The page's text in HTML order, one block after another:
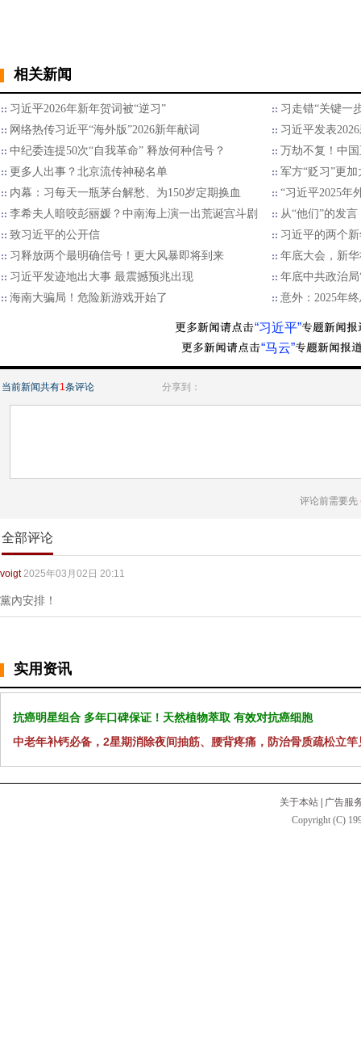
相关新闻
习近平2026年新年贺词被“逆习”
习走错“关键一
网络热传习近平“海外版”2026新年献词
习近平发表
中纪委连提50次“自我革命” 释放何种信号？
万劫不复！中
更多人出事？北京流传神秘名单
军方“贬习”更加
内幕：习每天一瓶茅台解愁、为150岁定期换血
“习近平2025年
李希夫人暗咬彭丽媛？中南海上演一出荒诞宫斗剧
从“他们”的发
致习近平的公开信
习近平的两个
习释放两个最明确信号！更大风暴即将到来
年底大会，新
习近平发迹地出大事 最震撼预兆出现
年底中共政治
海南大骗局！危险新游戏开始了
意外：2025年
“习近平”
“马云”
当前新闻共有1条评论 分享到：
评论前需要先
全部评论
voigt 2025年03月02日 20:11
黨內安排！
实用资讯
抗癌明星组合 多年口碑保证！天然植物萃取 有效对抗癌细胞
中老年补钙必备，2星期消除夜间抽筋、腰背疼痛，防治骨质疏松立竿
关于本站
广告服
Copyright (C)